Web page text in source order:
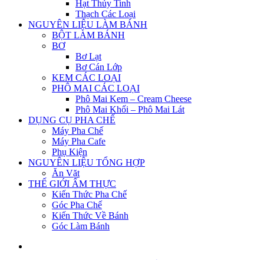
Hạt Thủy Tinh
Thạch Các Loại
NGUYÊN LIỆU LÀM BÁNH
BỘT LÀM BÁNH
BƠ
Bơ Lạt
Bơ Cán Lớp
KEM CÁC LOẠI
PHÔ MAI CÁC LOẠI
Phô Mai Kem – Cream Cheese
Phô Mai Khối – Phô Mai Lát
DỤNG CỤ PHA CHẾ
Máy Pha Chế
Máy Pha Cafe
Phụ Kiện
NGUYÊN LIỆU TỔNG HỢP
Ăn Vặt
THẾ GIỚI ẨM THỰC
Kiến Thức Pha Chế
Góc Pha Chế
Kiến Thức Về Bánh
Góc Làm Bánh